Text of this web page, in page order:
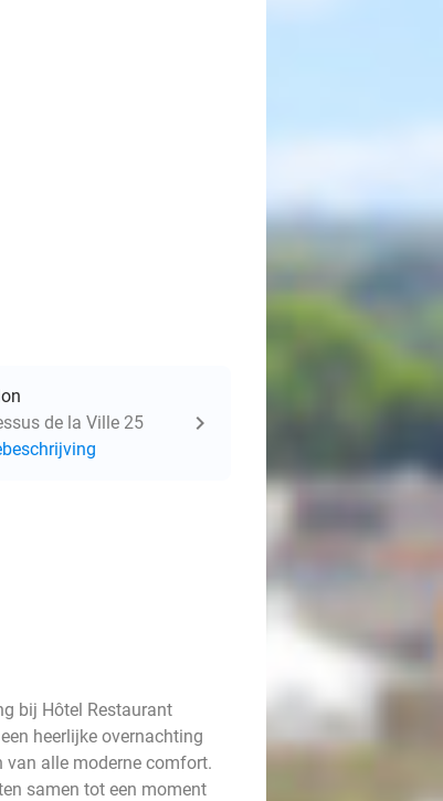
de la Ville 25
bij Hôtel Restaurant
heerlijke overnachting
van alle moderne comfort.
samen tot een moment